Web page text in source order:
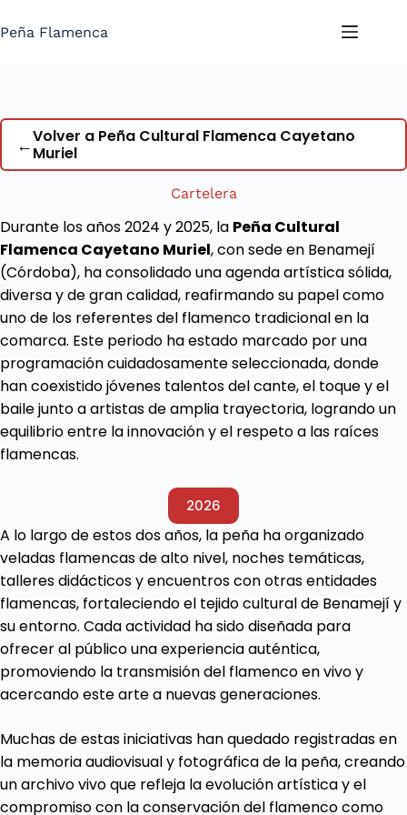
al
Peña Flamenca
←Volver a Peña Cultural Flamenca Cayetano
Muriel
Cartelera
Durante los años 2024 y 2025, la Peña Cultural
Flamenca Cayetano Muriel, con sede en Benamejí
(Córdoba), ha consolidado una agenda artística sólida,
diversa y de gran calidad, reafirmando su papel como
uno de los referentes del flamenco tradicional en la
comarca. Este periodo ha estado marcado por una
programación cuidadosamente seleccionada, donde
han coexistido jóvenes talentos del cante, el toque y el
baile junto a artistas de amplia trayectoria, logrando un
equilibrio entre la innovación y el respeto a las raíces
flamencas.
2026
A lo largo de estos dos años, la peña ha organizado
veladas flamencas de alto nivel, noches temáticas,
talleres didácticos y encuentros con otras entidades
flamencas, fortaleciendo el tejido cultural de Benamejí y
su entorno. Cada actividad ha sido diseñada para
ofrecer al público una experiencia auténtica,
promoviendo la transmisión del flamenco en vivo y
acercando este arte a nuevas generaciones.
Muchas de estas iniciativas han quedado registradas en
la memoria audiovisual y fotográfica de la peña, creando
un archivo vivo que refleja la evolución artística y el
compromiso con la conservación del flamenco como